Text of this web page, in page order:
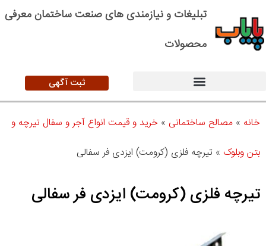
تبلیغات و نیازمندی های صنعت ساختمان معرفی
محصولات
ثبت آگهی
خانه » مصالح ساختمانی » خرید و قیمت انواع آجر و سفال تیرچه و
بتن وبلوک » تیرچه فلزی (کرومت) ایزدی فر سفالی
تیرچه فلزی (کرومت) ایزدی فر سفالی